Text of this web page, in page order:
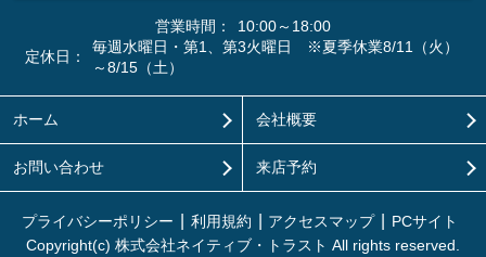
営業時間：
10:00～18:00
定休日：
毎週水曜日・第1、第3火曜日 ※夏季休業8/11（火）
～8/15（土）
ホーム 会社概要
お問い合わせ 来店予約
プライバシーポリシー 利用規約 アクセスマップ
PCサイト
Copyright(c) 株式会社ネイティブ・トラスト All rights reserved.